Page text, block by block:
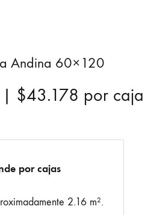
Andina 60×120
| $43.178 por caja
por cajas
2.16 m².